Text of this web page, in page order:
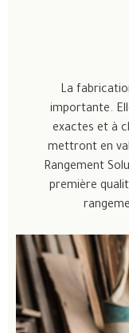
La
importante.
exactes et à
mettront en
Rangement
première